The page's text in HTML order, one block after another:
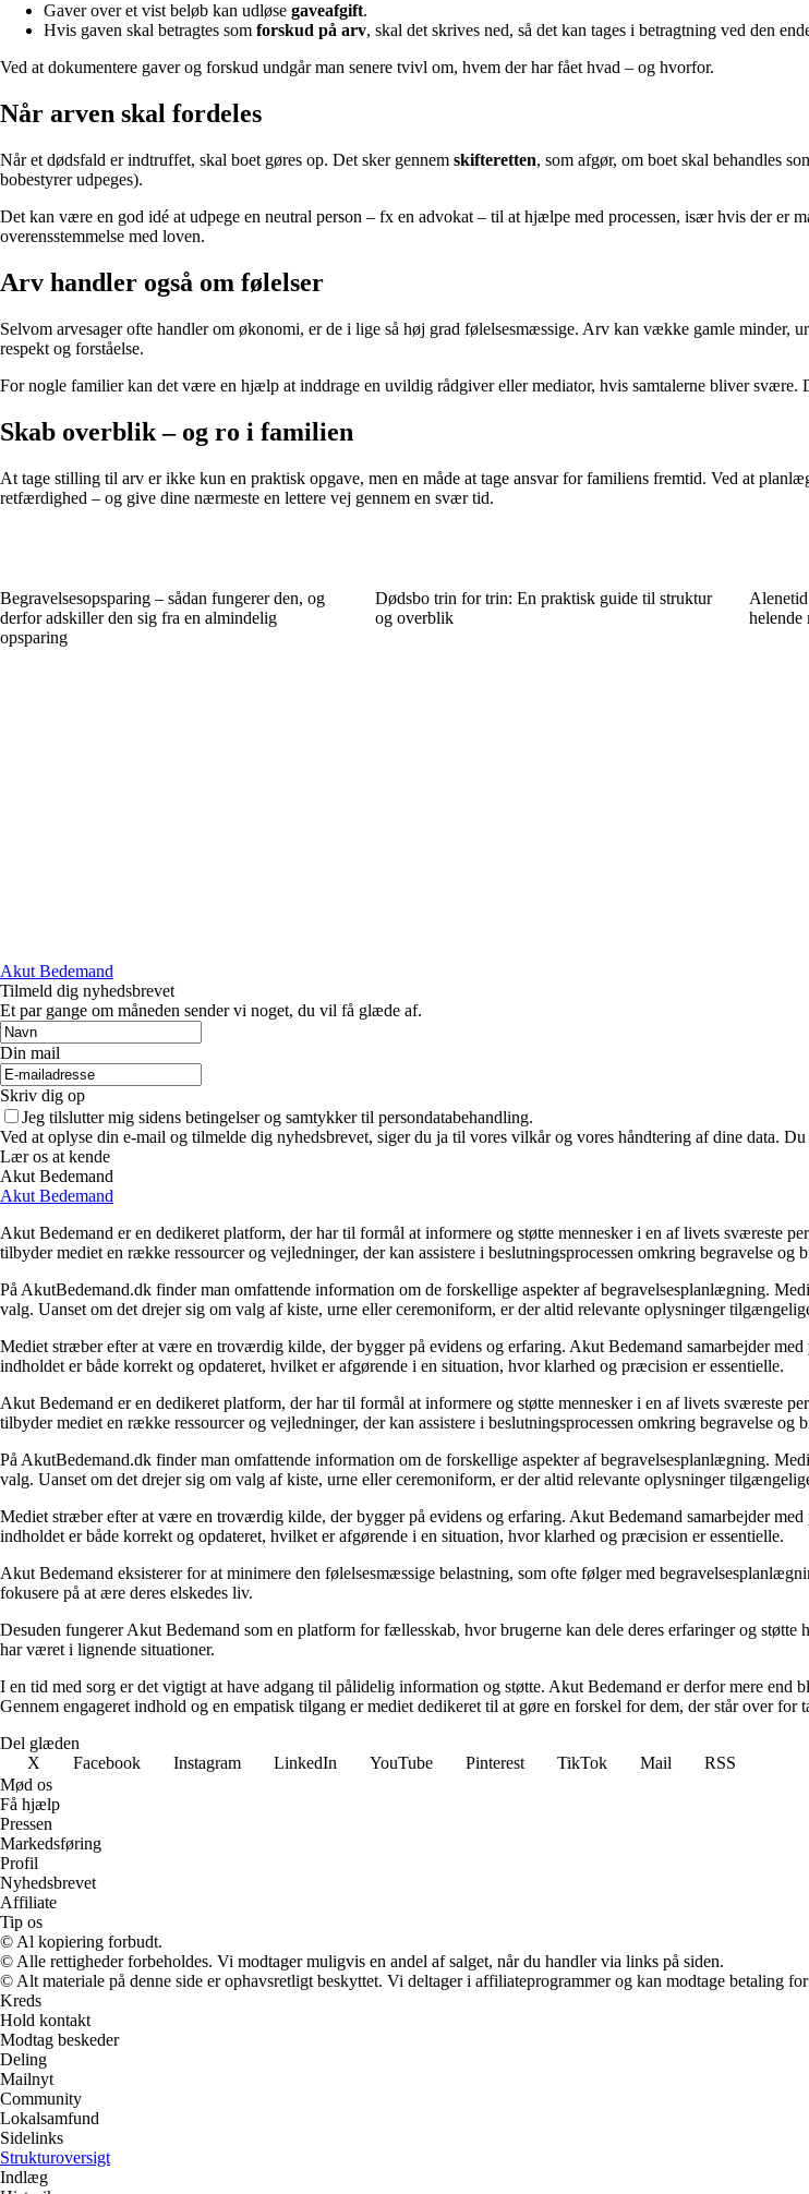
Gaver over et vist beløb kan udløse gaveafgift.
Hvis gaven skal betragtes som forskud på arv, skal det skrives ned, så det kan tages i betragtning ved den
Ved at dokumentere gaver og forskud undgår man senere tvivl om, hvem der har fået hvad – og hvorfor.
Når arven skal fordeles
Når et dødsfald er indtruffet, skal boet gøres op. Det sker gennem skifteretten, som afgør, om boet skal behandles
bobestyrer udpeges).
Det kan være en god idé at udpege en neutral person – fx en advokat – til at hjælpe med processen, især hvis der er
overensstemmelse med loven.
Arv handler også om følelser
Selvom arvesager ofte handler om økonomi, er de i lige så høj grad følelsesmæssige. Arv kan vække gamle
respekt og forståelse.
For nogle familier kan det være en hjælp at inddrage en uvildig rådgiver eller mediator, hvis samtalerne bliver
Skab overblik – og ro i familien
At tage stilling til arv er ikke kun en praktisk opgave, men en måde at tage ansvar for familiens fremtid. Ved at
retfærdighed – og give dine nærmeste en lettere vej gennem en svær tid.
Begravelsesopsparing – sådan fungerer den, og
derfor adskiller den sig fra en almindelig
opsparing
Dødsbo trin for trin: En praktisk guide til struktur
og overblik
helende
Akut Bedemand
Tilmeld dig nyhedsbrevet
Et par gange om måneden sender vi noget, du vil få glæde af.
Din mail
Skriv dig op
Jeg tilslutter mig sidens betingelser og samtykker til persondatabehandling.
Ved at oplyse din e-mail og tilmelde dig nyhedsbrevet, siger du ja til vores vilkår og vores håndtering af dine data.
Lær os at kende
Akut Bedemand
Akut Bedemand
Akut Bedemand er en dedikeret platform, der har til formål at informere og støtte mennesker i en af livets sværeste
tilbyder mediet en række ressourcer og vejledninger, der kan assistere i beslutningsprocessen omkring begravelse og
På AkutBedemand.dk finder man omfattende information om de forskellige aspekter af begravelsesplanlægning.
valg. Uanset om det drejer sig om valg af kiste, urne eller ceremoniform, er der altid relevante oplysninger
Mediet stræber efter at være en troværdig kilde, der bygger på evidens og erfaring. Akut Bedemand samarbejder
indholdet er både korrekt og opdateret, hvilket er afgørende i en situation, hvor klarhed og præcision er essentielle.
Akut Bedemand er en dedikeret platform, der har til formål at informere og støtte mennesker i en af livets sværeste
tilbyder mediet en række ressourcer og vejledninger, der kan assistere i beslutningsprocessen omkring begravelse og
På AkutBedemand.dk finder man omfattende information om de forskellige aspekter af begravelsesplanlægning.
valg. Uanset om det drejer sig om valg af kiste, urne eller ceremoniform, er der altid relevante oplysninger
Mediet stræber efter at være en troværdig kilde, der bygger på evidens og erfaring. Akut Bedemand samarbejder
indholdet er både korrekt og opdateret, hvilket er afgørende i en situation, hvor klarhed og præcision er essentielle.
Akut Bedemand eksisterer for at minimere den følelsesmæssige belastning, som ofte følger med
fokusere på at ære deres elskedes liv.
Desuden fungerer Akut Bedemand som en platform for fællesskab, hvor brugerne kan dele deres erfaringer og
har været i lignende situationer.
I en tid med sorg er det vigtigt at have adgang til pålidelig information og støtte. Akut Bedemand er derfor mere
Gennem engageret indhold og en empatisk tilgang er mediet dedikeret til at gøre en forskel for dem, der står over for
Del glæden
X
Facebook Instagram LinkedIn YouTube Pinterest TikTok Mail
RSS
Mød os
Få hjælp
Pressen
Markedsføring
Profil
Nyhedsbrevet
Affiliate
Tip os
© Al kopiering forbudt.
© Alle rettigheder forbeholdes. Vi modtager muligvis en andel af salget, når du handler via links på siden.
© Alt materiale på denne side er ophavsretligt beskyttet. Vi deltager i affiliateprogrammer og kan modtage betaling
Kreds
Hold kontakt
Modtag beskeder
Deling
Mailnyt
Community
Lokalsamfund
Sidelinks
Strukturoversigt
Indlæg